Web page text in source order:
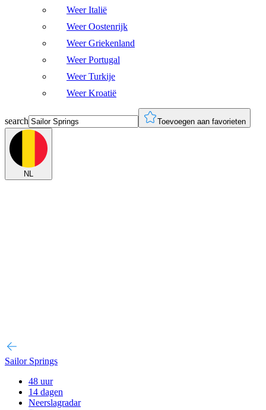
Weer Italië
Weer Oostenrijk
Weer Griekenland
Weer Portugal
Weer Turkije
Weer Kroatië
search Toevoegen aan favorieten
NL
Sailor Springs
48 uur
14 dagen
Neerslagradar